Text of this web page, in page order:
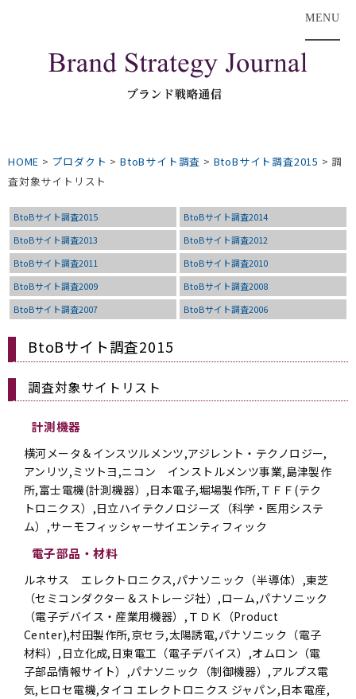
MENU
HOME > プロダクト >BtoBサイト調査 > BtoBサイト調査2015 > 調
査対象サイトリスト
BtoBサイト調査2015
BtoBサイト調査2014
BtoBサイト調査2013
BtoBサイト調査2012
BtoBサイト調査2011
BtoBサイト調査2010
BtoBサイト調査2009
BtoBサイト調査2008
BtoBサイト調査2007
BtoBサイト調査2006
BtoBサイト調査2015
調査対象サイトリスト
計測機器
横河メータ＆インスツルメンツ,アジレント・テクノロジー,
アンリツ,ミツトヨ,ニコン インストルメンツ事業,島津製作
所,富士電機(計測機器）,日本電子,堀場製作所,ＴＦＦ(テク
トロニクス）,日立ハイテクノロジーズ（科学・医用システ
ム）,サーモフィッシャーサイエンティフィック
電子部品・材料
ルネサス エレクトロニクス,パナソニック（半導体）,東芝
（セミコンダクター＆ストレージ社）,ローム,パナソニック
（電子デバイス・産業用機器）,ＴＤＫ（Product
Center),村田製作所,京セラ,太陽誘電,パナソニック（電子
材料）,日立化成,日東電工（電子デバイス）,オムロン（電
子部品情報サイト）,パナソニック（制御機器）,アルプス電
気,ヒロセ電機,タイコ エレクトロニクス ジャパン,日本電産,